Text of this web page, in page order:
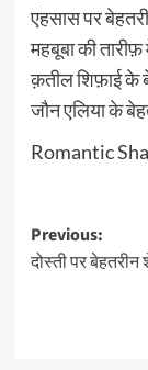
एहसास पर
महबूबा की
क़तील शिफ़ाई के
जौन एलिया के
Romantic
Post
Previous:
दोस्ती पर